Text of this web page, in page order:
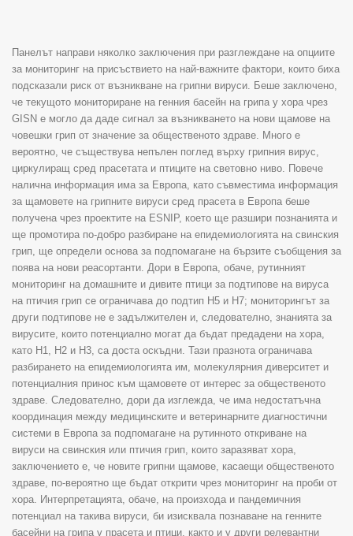
Панелът направи няколко заключения при разглеждане на опциите
за мониторинг на присъствието на най-важните фактори, които биха
подсказали риск от възникване на грипни вируси. Беше заключено,
че текущото мониториране на генния басейн на грипа у хора чрез
GISN е могло да даде сигнал за възникването на нови щамове на
човешки грип от значение за общественото здраве. Много е
вероятно, че съществува непълен поглед върху грипния вирус,
циркулиращ сред прасетата и птиците на световно ниво. Повече
налична информация има за Европа, като съвместима информация
за щамовете на грипните вируси сред прасета в Европа беше
получена чрез проектите на ESNIP, което ще разшири познанията и
ще промотира по-добро разбиране на епидемиологията на свинския
грип, ще определи основа за подпомагане на бързите съобщения за
поява на нови реасортанти. Дори в Европа, обаче, рутинният
мониторинг на домашните и дивите птици за подтипове на вируса
на птичия грип се ограничава до подтип Н5 и Н7; мониторингът за
други подтипове не е задължителен и, следователно, знанията за
вирусите, които потенциално могат да бъдат предадени на хора,
като H1, H2 и H3, са доста оскъдни. Тази празнота ограничава
разбирането на епидемиологията им, молекулярния диверситет и
потенциалния принос към щамовете от интерес за общественото
здраве. Следователно, дори да изглежда, че има недостатъчна
координация между медицинските и ветеринарните диагностични
системи в Европа за подпомагане на рутинното откриване на
вируси на свинския или птичия грип, които заразяват хора,
заключението е, че новите грипни щамове, касаещи общественото
здраве, по-вероятно ще бъдат открити чрез мониторинг на проби от
хора. Интерпретацията, обаче, на произхода и пандемичния
потенциал на такива вируси, би изисквала познаване на генните
басейни на грипа у прасета и птици, както и у други релевантни